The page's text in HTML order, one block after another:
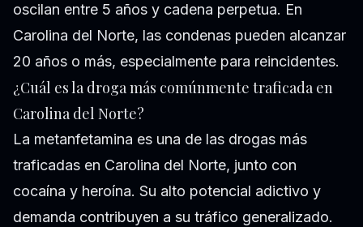
oscilan entre 5 años y cadena perpetua. En
Carolina del Norte, las condenas pueden alcanzar
20 años o más, especialmente para reincidentes.
¿Cuál es la droga más comúnmente traficada en
Carolina del Norte?
La metanfetamina es una de las drogas más
traficadas en Carolina del Norte, junto con
cocaína y heroína. Su alto potencial adictivo y
demanda contribuyen a su tráfico generalizado.